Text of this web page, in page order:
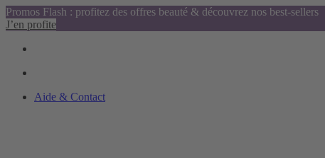
Promos Flash : profitez des offres beauté & découvrez nos best-sellers
J’en profite
Aide & Contact